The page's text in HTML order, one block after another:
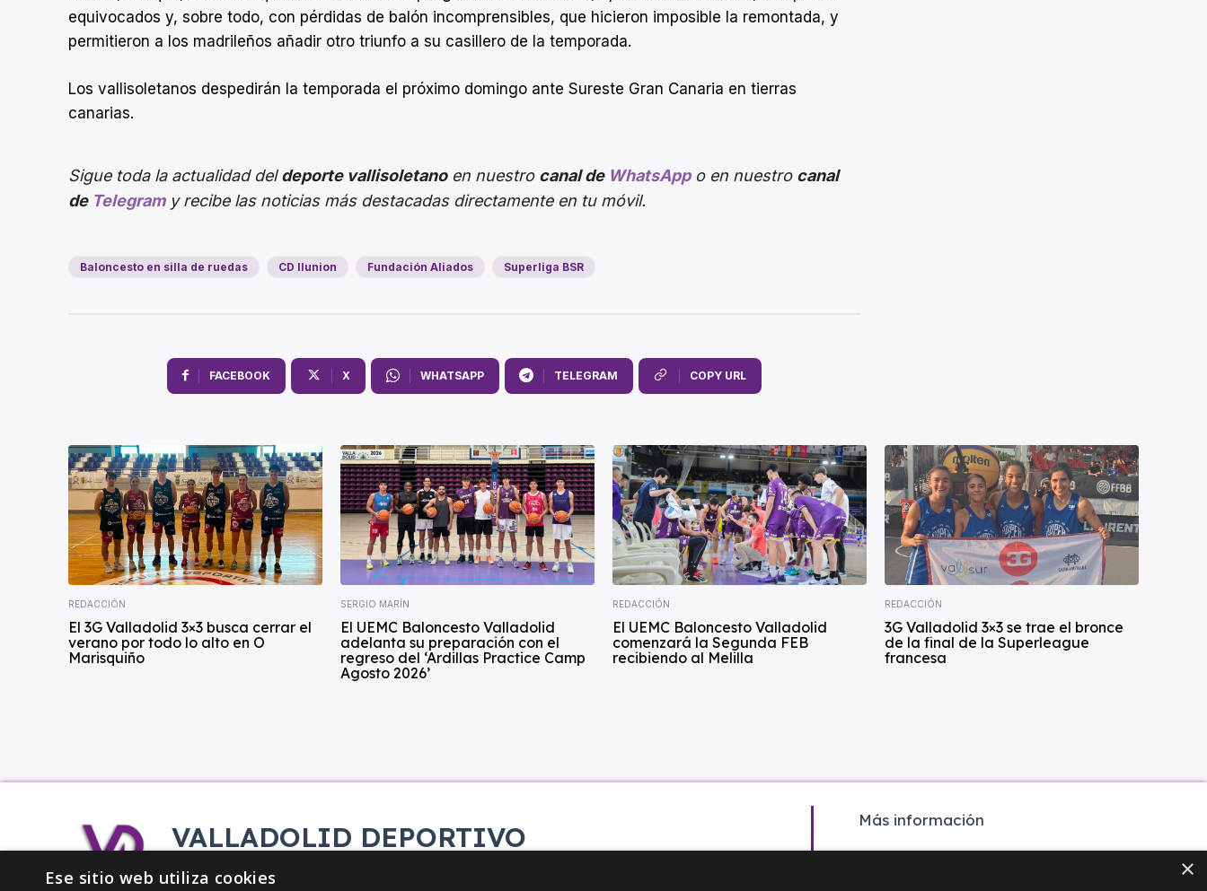
equivocados y, sobre todo, con pérdidas de balón incomprensibles, que hicieron imposible la remontada, y
permitieron a los madrileños añadir otro triunfo a su casillero de la temporada.
Los vallisoletanos despedirán la temporada el próximo domingo ante Sureste Gran Canaria en tierras
canarias.
Sigue toda la actualidad deldeporte vallisoletanoen nuestro canal de WhatsAppo en nuestro canal
de Telegramy recibe las noticias más destacadas directamente en tu móvil.
Baloncesto en silla de ruedas CD Ilunion Fundación Aliados Superliga BSR
FACEBOOK X WHATSAPP TELEGRAM COPY URL
REDACCIÓN
El 3G Valladolid 3×3 busca cerrar el
verano por todo lo alto en O
Marisquiño
SERGIO MARÍN
El UEMC Baloncesto Valladolid
adelanta su preparación con el
regreso del ‘Ardillas Practice Camp
Agosto 2026’
REDACCIÓN
El UEMC Baloncesto Valladolid
comenzará la Segunda FEB
recibiendo al Melilla
REDACCIÓN
3G Valladolid 3×3 se trae el bronce
de la final de la Superleague
francesa
VALLADOLID DEPORTIVO
Más información
×
Ese sitio web utiliza cookies